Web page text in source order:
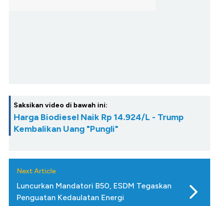
Saksikan video di bawah ini:
Harga Biodiesel Naik Rp 14.924/L - Trump
Kembalikan Uang "Pungli"
Next Article
Luncurkan Mandatori B50, ESDM Tegaskan
Penguatan Kedaulatan Energi